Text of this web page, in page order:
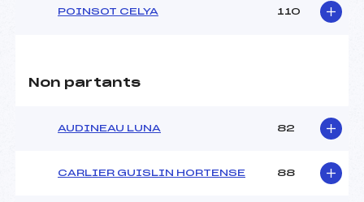
POINSOT CELYA 110
Non partants
AUDINEAU LUNA 82
CARLIER GUISLIN HORTENSE 88